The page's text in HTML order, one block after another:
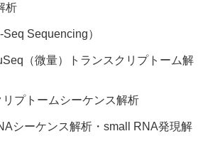
析
Sequencing）
（微量）トランスクリプトーム解
プトームシーケンス解析
シーケンス解析・small RNA発現解